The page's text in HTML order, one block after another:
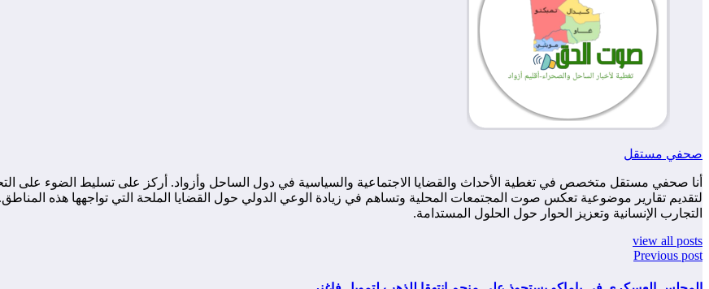
صحفي مستقل
أنا صحفي مستقل متخصص في تغطية الأحداث والقضايا الاجتماعية والسياسية في دول الساحل وأزواد. أركز على تسليط الضوء على
لتقديم تقارير موضوعية تعكس صوت المجتمعات المحلية وتساهم في زيادة الوعي الدولي حول القضايا الملحة التي تواجهها هذه
التجارب الإنسانية وتعزيز الحوار حول الحلول المستدامة.
view all posts
Previous post